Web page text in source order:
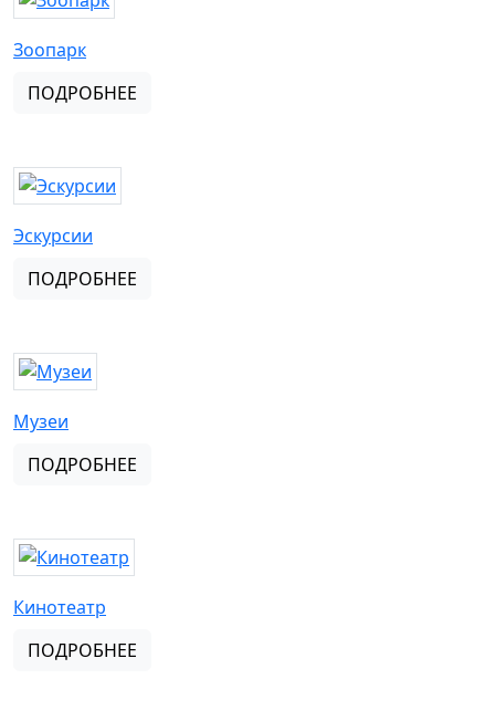
Зоопарк
ПОДРОБНЕЕ
Эскурсии
ПОДРОБНЕЕ
Музеи
ПОДРОБНЕЕ
Кинотеатр
ПОДРОБНЕЕ